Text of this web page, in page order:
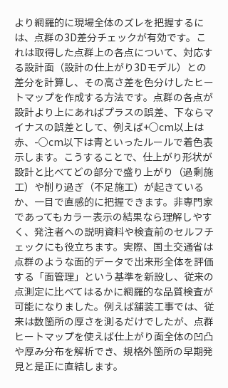
より網羅的に現場全体のズレを把握するに
は、点群の3D差分チェックが有効です。こ
れは取得した点群上の各点について、対応す
る設計面（設計の仕上がり3Dモデル）との
差分を計算し、その高さ差を色分けしたヒー
トマップを作成する方法です。点群の各点が
設計より上にあればプラスの誤差、下ならマ
イナスの誤差として、例えば+○cm以上は
赤、-○cm以下は青といったルールで着色表
示します。こうすることで、仕上がり形状が
設計と比べてどの部分で盛り上がり（過剰施
工）や削り過ぎ（不足施工）が起きている
か、一目で直感的に把握できます。非専門家
であってもカラー表示の結果なら理解しやす
く、発注者への説明資料や検査前のセルフチ
ェックにも役立ちます。実際、国土交通省は
点群のような面的データで出来形全体を評価
する「面管理」という基準を新設し、従来の
点測定に比べてはるかに網羅的な品質検査が
可能になりました。例えば舗装工事では、従
来は数箇所の厚さを測るだけでしたが、点群
ヒートマップを使えば仕上がり面全体の凹凸
や厚み分布を解析でき、規格外箇所の早期発
見と是正に直結します。